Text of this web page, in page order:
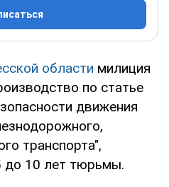
области милиция
по статье
движения
транспорта",
до 10 лет тюрьмы.